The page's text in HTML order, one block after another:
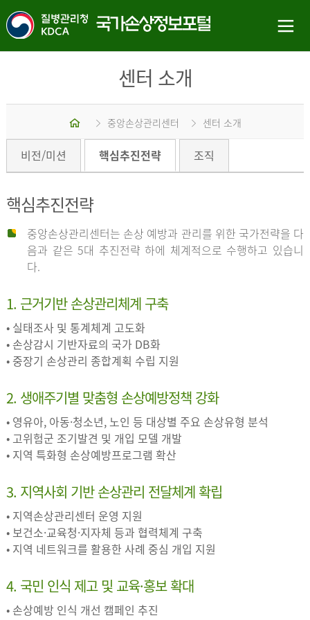
센터 소개
중앙손상관리센터 센터 소개
비전/미션 핵심추진전략 조직
핵심추진전략
중앙손상관리센터는 손상 예방과 관리를 위한 국가전략을 다
음과 같은 5대 추진전략 하에 체계적으로 수행하고 있습니
다.
1. 근거기반 손상관리체계 구축
• 실태조사 및 통계체계 고도화
• 손상감시 기반자료의 국가 DB화
• 중장기 손상관리 종합계획 수립 지원
2. 생애주기별 맞춤형 손상예방정책 강화
• 영유아, 아동·청소년, 노인 등 대상별 주요 손상유형 분석
• 고위험군 조기발견 및 개입 모델 개발
• 지역 특화형 손상예방프로그램 확산
3. 지역사회 기반 손상관리 전달체계 확립
• 지역손상관리센터 운영 지원
• 보건소·교육청·지자체 등과 협력체계 구축
• 지역 네트워크를 활용한 사례 중심 개입 지원
4. 국민 인식 제고 및 교육·홍보 확대
• 손상예방 인식 개선 캠페인 추진